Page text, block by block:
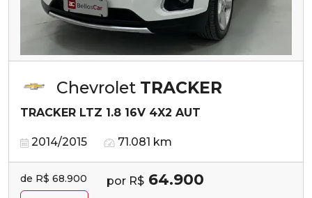
Chevrolet TRACKER
TRACKER LTZ 1.8 16V 4X2 AUT
2014/2015 71.081 km
de R$ 68.900 por R$ 64.900